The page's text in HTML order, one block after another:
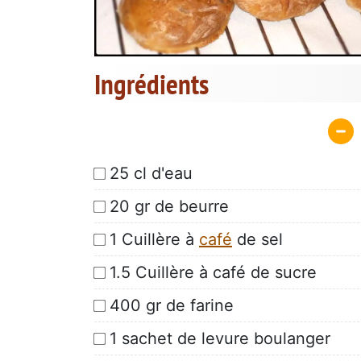
Ingrédients
25 cl d'eau
20 gr de beurre
1 Cuillère à café de sel
1.5 Cuillère à café de sucre
400 gr de farine
1 sachet de levure boulanger